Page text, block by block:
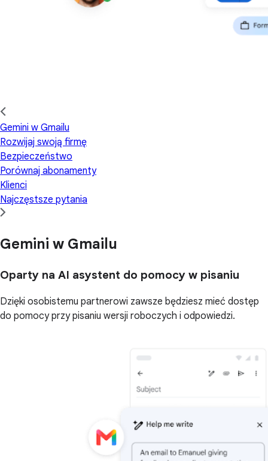
Gemini w Gmailu
Rozwijaj swoją firmę
Bezpieczeństwo
Porównaj abonamenty
Klienci
Najczęstsze pytania
Gemini w Gmailu
Oparty na AI asystent do pomocy w pisaniu
Dzięki osobistemu partnerowi zawsze będziesz mieć dostęp
do pomocy przy pisaniu wersji roboczych i odpowiedzi.